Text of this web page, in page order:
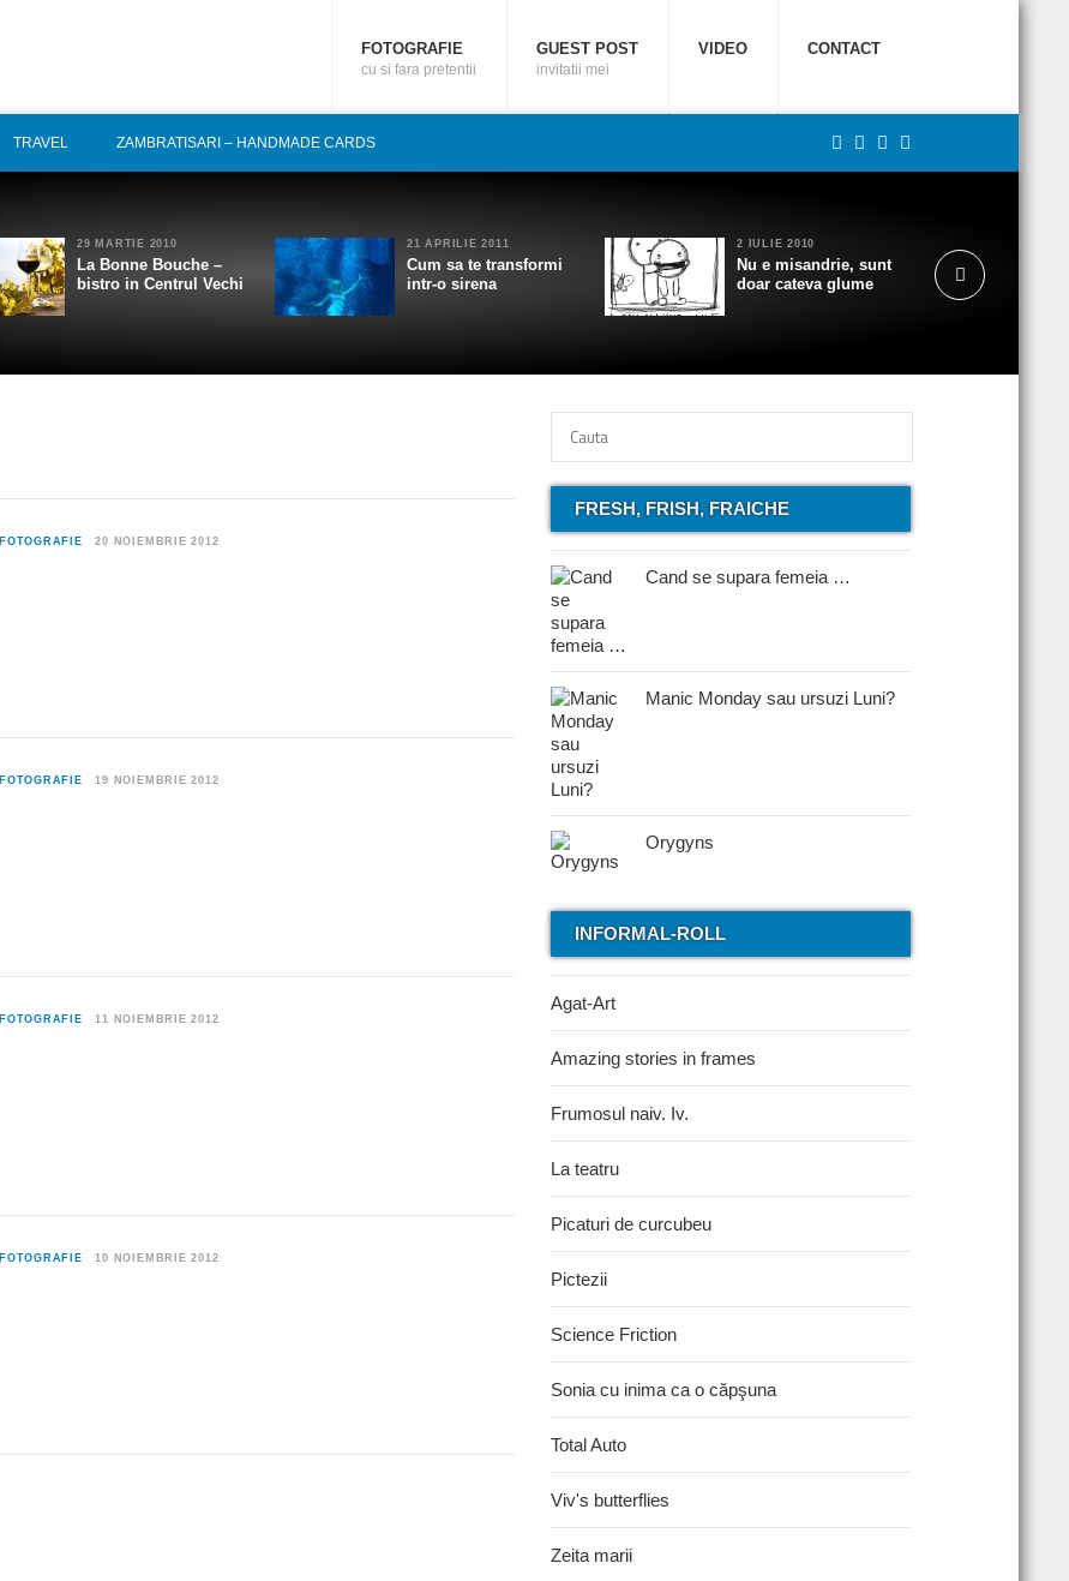
FOTOGRAFIE
cu si fara pretentii
GUEST POST
invitatii mei
VIDEO CONTACT
TRAVEL ZAMBRATISARI – HANDMADE CARDS
29 MARTIE 2010
La Bonne Bouche –
bistro in Centrul Vechi
21 APRILIE 2011
Cum sa te transformi
intr-o sirena
2 IULIE 2010
Nu e misandrie, sunt
doar cateva glume
FOTOGRAFIE 20 NOIEMBRIE 2012
FOTOGRAFIE 19 NOIEMBRIE 2012
FOTOGRAFIE 11 NOIEMBRIE 2012
FOTOGRAFIE 10 NOIEMBRIE 2012
FRESH, FRISH, FRAICHE
Cand se supara femeia …
Manic Monday sau ursuzi Luni?
Orygyns
INFORMAL-ROLL
Agat-Art
Amazing stories in frames
Frumosul naiv. Iv.
La teatru
Picaturi de curcubeu
Pictezii
Science Friction
Sonia cu inima ca o căpşuna
Total Auto
Viv's butterflies
Zeita marii